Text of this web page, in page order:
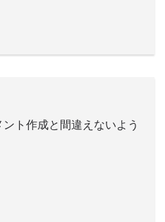
ト作成と間違えないよう